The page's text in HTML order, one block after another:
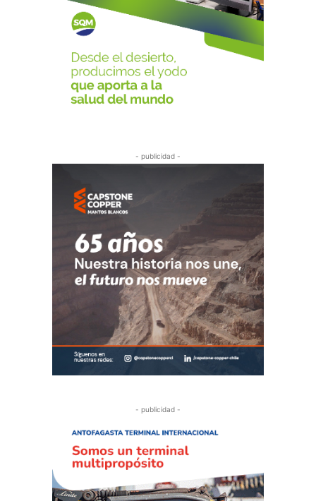
- publicidad -
- publicidad -